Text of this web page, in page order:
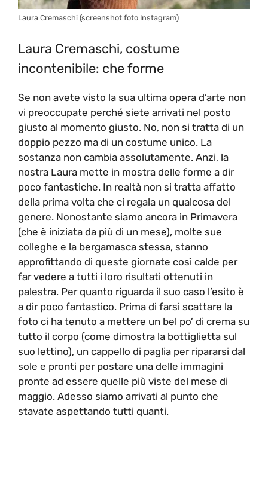
Laura Cremaschi (screenshot foto Instagram)
Laura Cremaschi, costume
incontenibile: che forme
Se non avete visto la sua ultima opera d’arte non
vi preoccupate perché siete arrivati nel posto
giusto al momento giusto. No, non si tratta di un
doppio pezzo ma di un costume unico. La
sostanza non cambia assolutamente. Anzi, la
nostra Laura mette in mostra delle forme a dir
poco fantastiche. In realtà non si tratta affatto
della prima volta che ci regala un qualcosa del
genere. Nonostante siamo ancora in Primavera
(che è iniziata da più di un mese), molte sue
colleghe e la bergamasca stessa, stanno
approfittando di queste giornate così calde per
far vedere a tutti i loro risultati ottenuti in
palestra. Per quanto riguarda il suo caso l’esito è
a dir poco fantastico. Prima di farsi scattare la
foto ci ha tenuto a mettere un bel po’ di crema su
tutto il corpo (come dimostra la bottiglietta sul
suo lettino), un cappello di paglia per ripararsi dal
sole e pronti per postare una delle immagini
pronte ad essere quelle più viste del mese di
maggio. Adesso siamo arrivati al punto che
stavate aspettando tutti quanti.